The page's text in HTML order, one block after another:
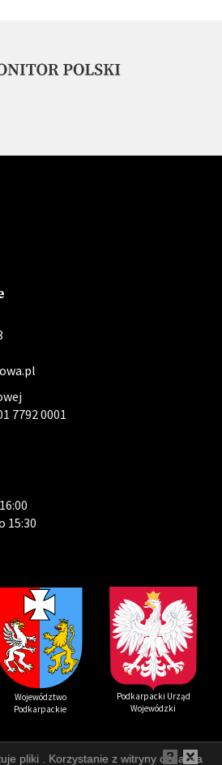
7792 0001
15:30
Województwo
Podkarpackie
Podkarpacki Urząd
Wojewódzki
pliki . Korzystanie z witryny oznacza